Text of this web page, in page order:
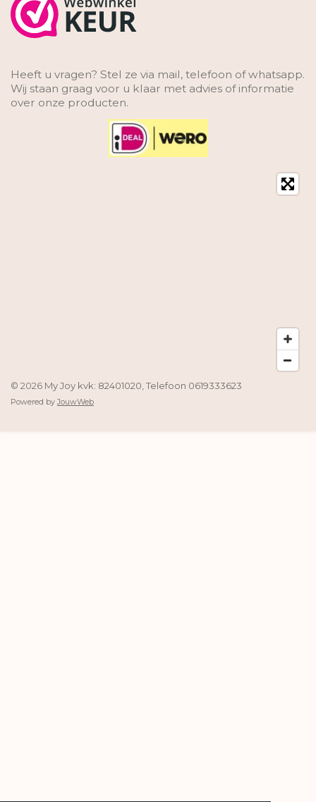
Heeft u vragen? Stel ze via mail, telefoon of whatsapp.
Wij staan graag voor u klaar met advies of informatie
over onze producten.
© 2026 My Joy kvk: 82401020, Telefoon 0619333623
Powered by JouwWeb